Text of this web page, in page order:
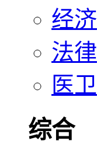
经济
法律
医卫
综合